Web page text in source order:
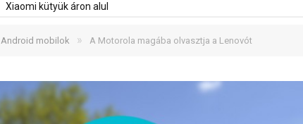
Xiaomi kütyük áron alul
Android mobilok » A Motorola magába olvasztja a Lenovót